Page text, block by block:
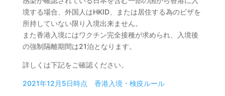
境する場合、外国人はHKID、または居住する為のビザを
所持していない限り入境出来ません。
また香港入境にはワクチン完全接種が求められ、入境後
の強制隔離期間は21泊となります。
詳しくは下記をご確認ください。
2021年12月5日時点 香港入境・検疫ルール